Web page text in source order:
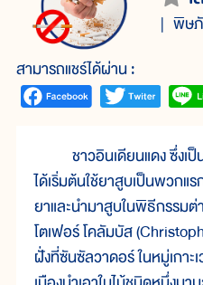
พิษ
สามารถแชร์ได้ผ่าน :
ชาวอินเดียนแดง ซึ่งเป็
ได้เริ่มต้นใช้ยาสูบเป็นพวกแ
ยาและนำมาสูบในพิธีกรรม
โตเฟอร์ โคลัมบัส
ฝั่งที่ซันซัลวาดอร์ ในหมู่เกา